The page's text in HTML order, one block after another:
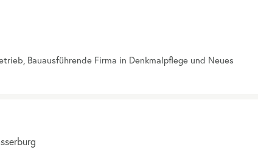
Bauausführende Firma in Denkmalpflege und Neues